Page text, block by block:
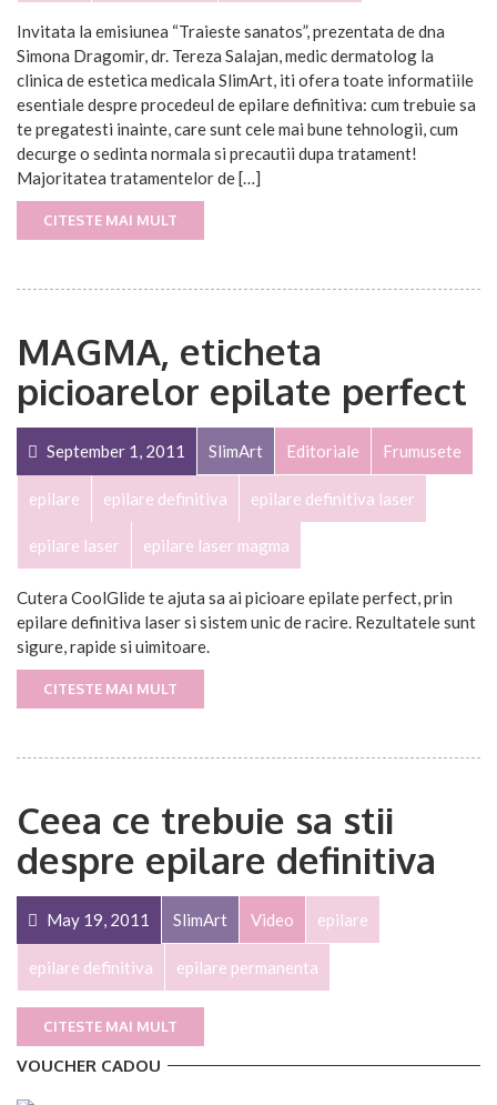
Invitata la emisiunea “Traieste sanatos”, prezentata de dna
Simona Dragomir, dr. Tereza Salajan, medic dermatolog la
clinica de estetica medicala SlimArt, iti ofera toate informatiile
esentiale despre procedeul de epilare definitiva: cum trebuie sa
te pregatesti inainte, care sunt cele mai bune tehnologii, cum
decurge o sedinta normala si precautii dupa tratament!
Majoritatea tratamentelor de […]
CITESTE MAI MULT
MAGMA, eticheta
picioarelor epilate perfect
September 1, 2011 SlimArt Editoriale Frumusete
epilare epilare definitiva epilare definitiva laser
epilare laser epilare laser magma
Cutera CoolGlide te ajuta sa ai picioare epilate perfect, prin
epilare definitiva laser si sistem unic de racire. Rezultatele sunt
sigure, rapide si uimitoare.
CITESTE MAI MULT
Ceea ce trebuie sa stii
despre epilare definitiva
May 19, 2011 SlimArt Video epilare
epilare definitiva epilare permanenta
CITESTE MAI MULT
VOUCHER CADOU